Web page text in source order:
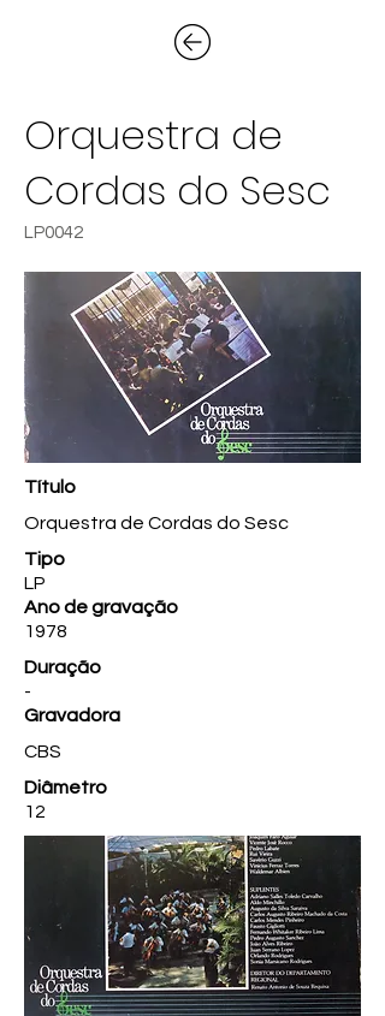
Orquestra de
Cordas do Sesc
LP0042
Título
Orquestra de Cordas do Sesc
Tipo
LP
Ano de gravação
1978
Duração
-
Gravadora
CBS
Diâmetro
12